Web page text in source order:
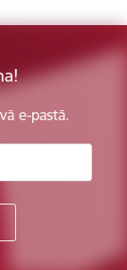
e-pastā.